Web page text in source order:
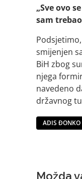
„Sve ovo
sam
smijenjen
BiH zbog
njega
navedeno
državnog
ADIS ĐONKO
Možda